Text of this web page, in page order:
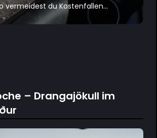
vermeidest du Kostenfallen...
– Drangajökull im